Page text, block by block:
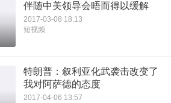
伴随中美领导会晤而得以缓解
2017-03-08 18:13
短视频
特朗普：叙利亚化武袭击改变了
我对阿萨德的态度
2017-04-06 13:57